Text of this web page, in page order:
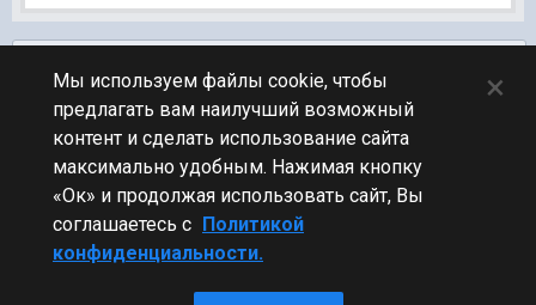
ПЕРЕЙТИ К СПИСКУ ТЕМ
Обсуждение Мира Кораблей
Стиль
Мы используем файлы cookie, чтобы
предлагать вам наилучший возможный
контент и сделать использование сайта
максимально удобным. Нажимая кнопку
«Ок» и продолжая использовать сайт, Вы
соглашаетесь с Политикой
конфиденциальности.
×